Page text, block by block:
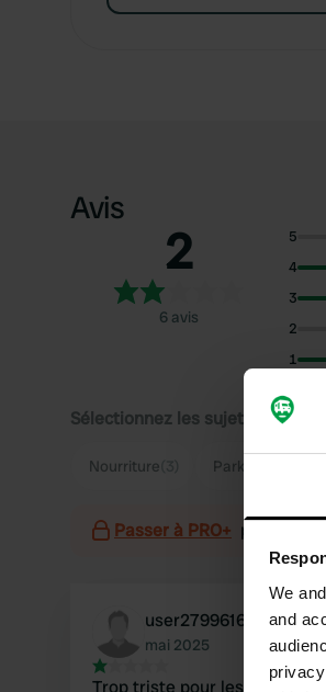
We and
and
Avis
2
6 avis
5
4
3
2
1
Sélectionnez les sujets pour lire
Nourriture Parking
Passer à PRO+ pour
user279961651
mai 2025
Trop triste pour les mots.